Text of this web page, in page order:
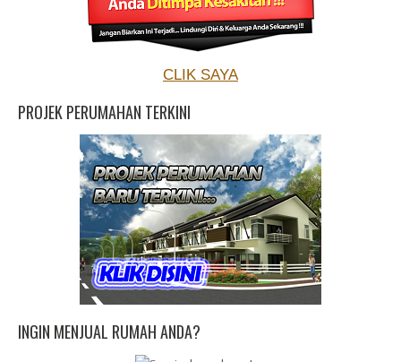
CLIK SAYA
PROJEK PERUMAHAN TERKINI
INGIN MENJUAL RUMAH ANDA?